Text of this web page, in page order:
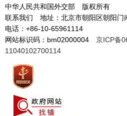
中华人民共和国外交部 版权所有
联系我们 地址：北京市朝阳区朝阳
电话：+86-10-65961114
网站标识码：bm02000004 京ICP备
11040102700114